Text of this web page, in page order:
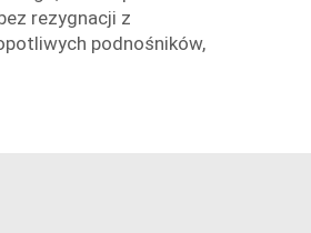
rezygnacji z
podnośników,